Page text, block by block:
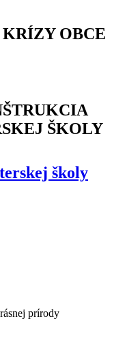
OBCE
ŠKOLY
prírody